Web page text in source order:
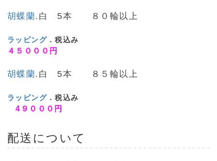
胡蝶蘭.白 5本 ８０輪以上
ラッピング ．税込み
４５０００円
胡蝶蘭.白 5本 ８５輪以上
ラッピング ．税込み
4９０００円
配送について